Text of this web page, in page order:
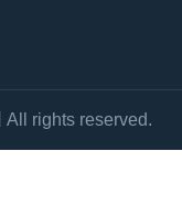
rights reserved.